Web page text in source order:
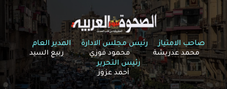
صاحب الامتياز
محمد عدريشة
رئيس مجلس الادارة
محمود فوزي
المدير العام
ربيع السيد
رئيس التحرير
أحمد عزوز